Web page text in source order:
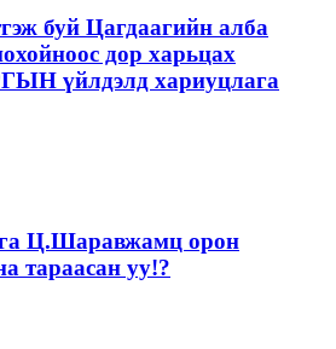
буй Цагдаагийн алба
дор харьцах
үйлдэлд хариуцлага
Ц.Шаравжамц орон
тараасан уу!?